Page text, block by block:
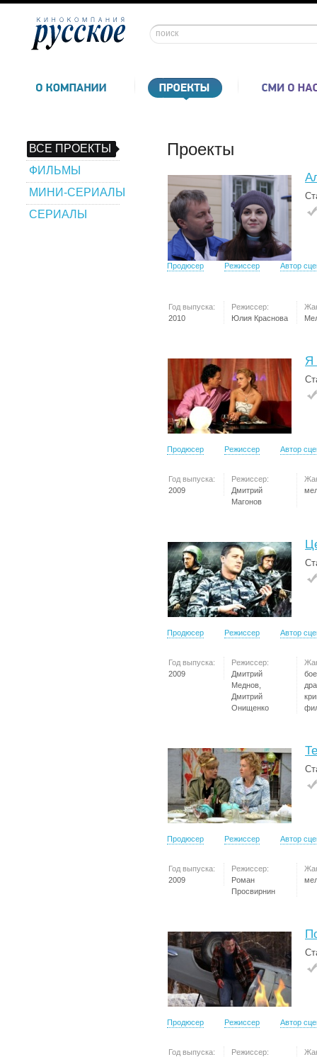
ВСЕ ПРОЕКТЫ
ФИЛЬМЫ
МИНИ-СЕРИАЛЫ
СЕРИАЛЫ
Проекты
Продюсер Режиссер Автор
Год выпуска:
2010
Режиссер:
Юлия Краснова
Я
Продюсер Режиссер Автор
Год выпуска:
2009
Режиссер:
Дмитрий
Магонов
Продюсер Режиссер Автор
Год выпуска:
2009
Режиссер:
Дмитрий
Меднов,
Дмитрий
Онищенко
Продюсер Режиссер Автор
Год выпуска:
2009
Режиссер:
Роман
Просвирнин
Продюсер Режиссер Автор
Год выпуска:
Режиссер: